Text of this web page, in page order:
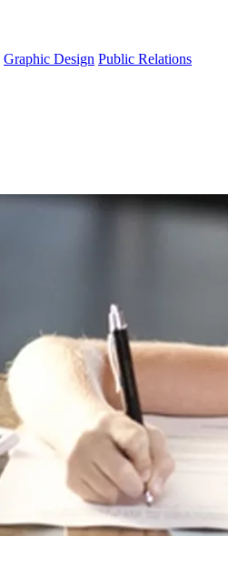
Graphic Design Public Relations